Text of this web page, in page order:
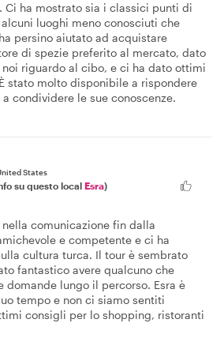
Ci ha mostrato sia i classici punti di
luoghi meno conosciuti che
persino aiutato ad acquistare
di spezie preferito al mercato, dato
riguardo al cibo, e ci ha dato ottimi
stato molto disponibile a rispondere
condividere le sue conoscenze.
States
su questo local Esra)
comunicazione fin dalla
e competente e ci ha
cultura turca. Il tour è sembrato
fantastico avere qualcuno che
domande lungo il percorso. Esra è
tempo e non ci siamo sentiti
consigli per lo shopping, ristoranti